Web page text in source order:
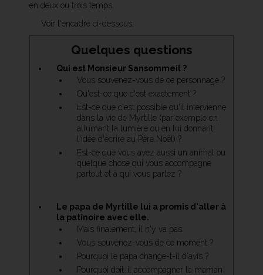
en deux ou trois temps.
Voir l'encadré ci-dessous.
Quelques questions
Qui est Monsieur Sansommeil ?
Vous souvenez-vous de ce personnage ?
Qu'est-ce que c'est exactement ?
Est-ce que c'est possible qu'il intervienne
dans la vie de Myrtille (par exemple en
allumant la lumière ou en lui donnant
l'idée d'écrire au Père Noël) ?
Est-ce que vous avez aussi un animal ou
quelque chose qui vous accompagne
partout et à qui vous parlez ?
Le papa de Myrtille lui a promis d'aller à
la patinoire avec elle.
Mais finalement, il n'y va pas.
Vous souvenez-vous de ce moment ?
Pourquoi le papa change-t-il d'avis ?
Pourquoi doit-il accompagner la maman